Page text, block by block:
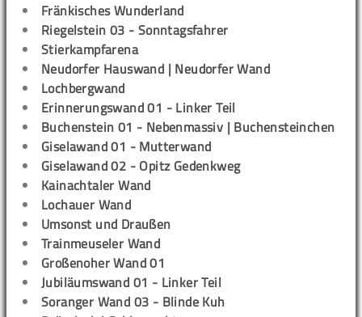
Fränkisches Wunderland
Riegelstein 03 - Sonntagsfahrer
Stierkampfarena
Neudorfer Hauswand | Neudorfer Wand
Lochbergwand
Erinnerungswand 01 - Linker Teil
Buchenstein 01 - Nebenmassiv | Buchensteinchen
Giselawand 01 - Mutterwand
Giselawand 02 - Opitz Gedenkweg
Kainachtaler Wand
Lochauer Wand
Umsonst und Draußen
Trainmeuseler Wand
Großenoher Wand 01
Jubiläumswand 01 - Linker Teil
Soranger Wand 03 - Blinde Kuh